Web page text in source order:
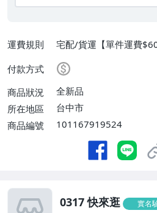
運費規則
宅配/貨運【單件運費
滿$9999免運費】
付款方式
商品狀況
全新品
所在地區
台中市
商品編號
101167919524
0317 快來逛 實名